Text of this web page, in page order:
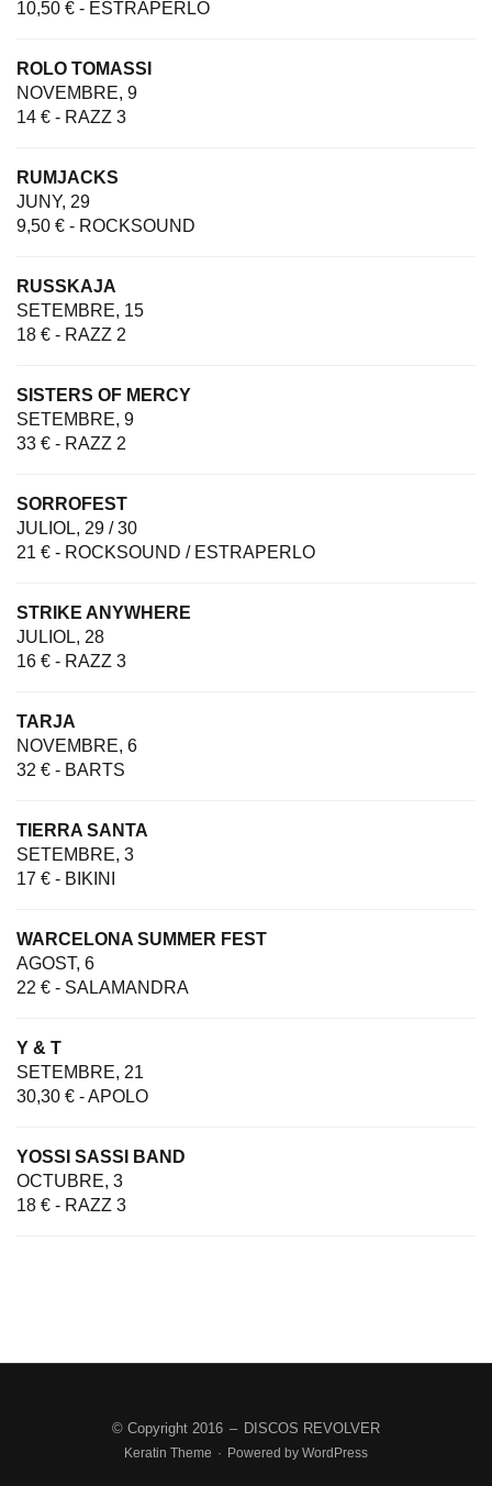
10,50 € - ESTRAPERLO
ROLO TOMASSI
NOVEMBRE, 9
14 € - RAZZ 3
RUMJACKS
JUNY, 29
9,50 € - ROCKSOUND
RUSSKAJA
SETEMBRE, 15
18 € - RAZZ 2
SISTERS OF MERCY
SETEMBRE, 9
33 € - RAZZ 2
SORROFEST
JULIOL, 29 / 30
21 € - ROCKSOUND / ESTRAPERLO
STRIKE ANYWHERE
JULIOL, 28
16 € - RAZZ 3
TARJA
NOVEMBRE, 6
32 € - BARTS
TIERRA SANTA
SETEMBRE, 3
17 € - BIKINI
WARCELONA SUMMER FEST
AGOST, 6
22 € - SALAMANDRA
Y & T
SETEMBRE, 21
30,30 € - APOLO
YOSSI SASSI BAND
OCTUBRE, 3
18 € - RAZZ 3
© Copyright 2016 – DISCOS REVOLVER
Keratin Theme · Powered by WordPress